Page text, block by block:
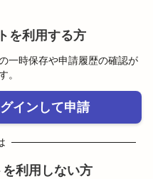
を利用する方
一時保存や申請履歴の確認が
。
インして申請
利用しない方